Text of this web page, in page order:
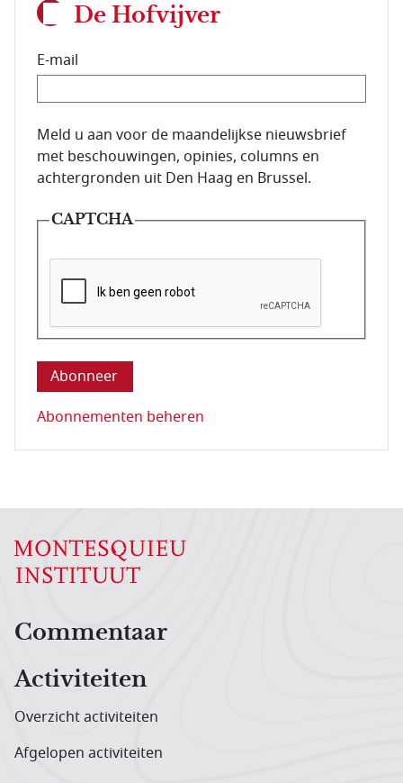
De Hofvijver
E-mail
E-mailadres van de abonnee.
Meld u aan voor de maandelijkse nieuwsbrief
met beschouwingen, opinies, columns en
achtergronden uit Den Haag en Brussel.
CAPTCHA
Deze vraag is om te controleren dat u een mens
Abonnementen beheren
Hoofdnavigatiemenu
Commentaar
Activiteiten
Overzicht activiteiten
Afgelopen activiteiten